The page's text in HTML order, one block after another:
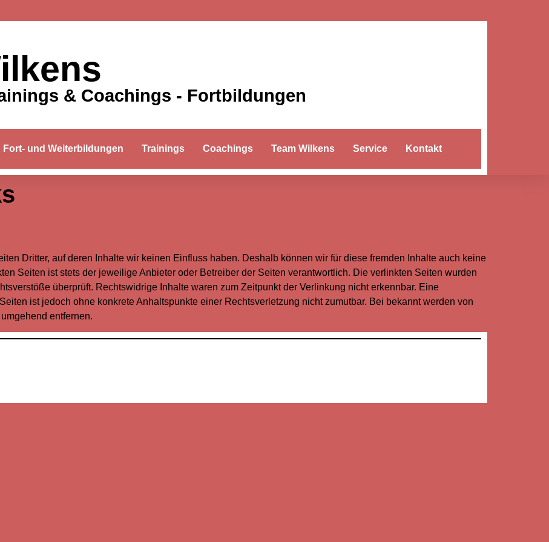
& Coachings - Fortbildungen
Fort- und Weiterbildungen Trainings Coachings Team Wilkens Service Kontakt
Dritter, auf deren Inhalte wir keinen Einfluss haben. Deshalb können wir für diese fremden Inhalte auch keine
Seiten ist stets der jeweilige Anbieter oder Betreiber der Seiten verantwortlich. Die verlinkten Seiten wurden
überprüft. Rechtswidrige Inhalte waren zum Zeitpunkt der Verlinkung nicht erkennbar. Eine
ist jedoch ohne konkrete Anhaltspunkte einer Rechtsverletzung nicht zumutbar. Bei bekannt werden von
entfernen.